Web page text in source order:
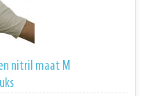
nitril maat M